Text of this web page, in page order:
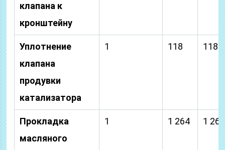
клапана к
кронштейну
Уплотнение
клапана
продувки
катализатора
1 118 118
Прокладка
масляного
1 1 264 1 264